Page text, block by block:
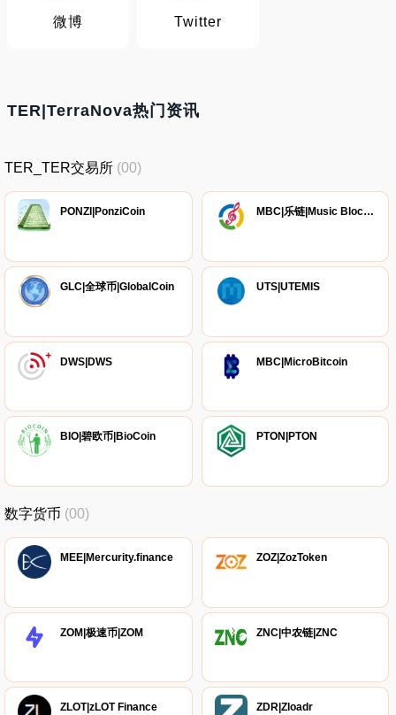
微博 Twitter
TER|TerraNova热门资讯
TER_TER交易所 (00)
PONZI|PonziCoin MBC|乐链|Music Block Chain
GLC|全球币|GlobalCoin UTS|UTEMIS
DWS|DWS MBC|MicroBitcoin
BIO|碧欧币|BioCoin PTON|PTON
数字货币 (00)
MEE|Mercurity.finance ZOZ|ZozToken
ZOM|极速币|ZOM ZNC|中农链|ZNC
ZLOT|zLOT Finance ZDR|Zloadr